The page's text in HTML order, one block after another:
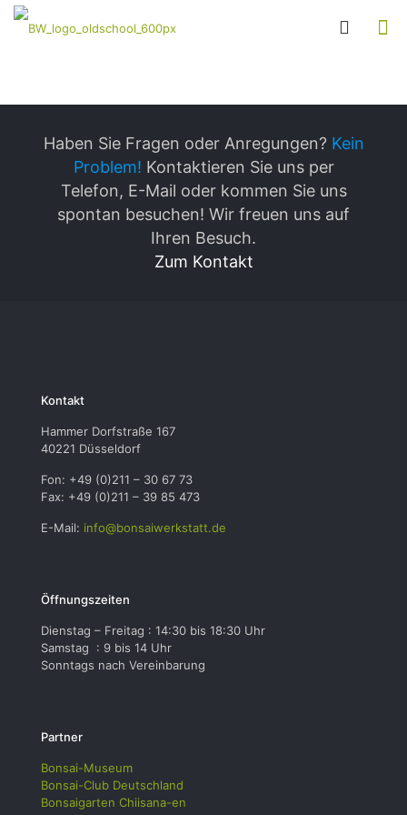
Haben Sie Fragen oder Anregungen? Kein
Problem! Kontaktieren Sie uns per
Telefon, E-Mail oder kommen Sie uns
spontan besuchen! Wir freuen uns auf
Ihren Besuch.
Zum Kontakt
Kontakt
Hammer Dorfstraße 167
40221 Düsseldorf
Fon: +49 (0)211 – 30 67 73
Fax: +49 (0)211 – 39 85 473
E-Mail: info@bonsaiwerkstatt.de
Öffnungszeiten
Dienstag – Freitag : 14:30 bis 18:30 Uhr
Samstag : 9 bis 14 Uhr
Sonntags nach Vereinbarung
Partner
Bonsai-Museum
Bonsai-Club Deutschland
Bonsaigarten Chiisana-en